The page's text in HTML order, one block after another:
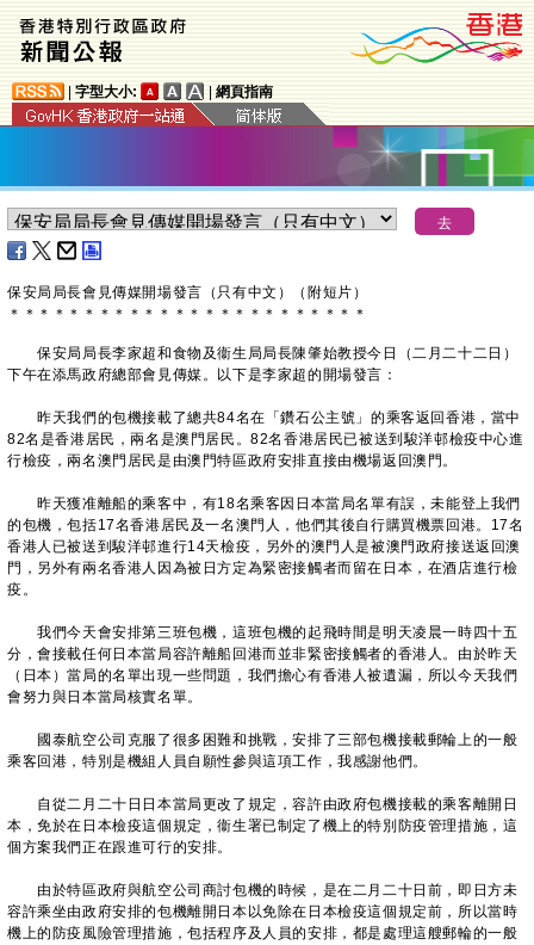
字型大小: 網頁指南
保安局局長會見傳媒開場發言（只有中文）（附短片）
＊ ＊ ＊ ＊ ＊ ＊ ＊ ＊ ＊ ＊ ＊ ＊ ＊ ＊ ＊ ＊ ＊ ＊ ＊ ＊ ＊ ＊ ＊ ＊
保安局局長李家超和食物及衞生局局長陳肇始教授今日（二月二十二日）
下午在添馬政府總部會見傳媒。以下是李家超的開場發言：
昨天我們的包機接載了總共84名在「鑽石公主號」的乘客返回香港，當中
82名是香港居民，兩名是澳門居民。82名香港居民已被送到駿洋邨檢疫中心進
行檢疫，兩名澳門居民是由澳門特區政府安排直接由機場返回澳門。
昨天獲准離船的乘客中，有18名乘客因日本當局名單有誤，未能登上我們
的包機，包括17名香港居民及一名澳門人，他們其後自行購買機票回港。17名
香港人已被送到駿洋邨進行14天檢疫，另外的澳門人是被澳門政府接送返回澳
門，另外有兩名香港人因為被日方定為緊密接觸者而留在日本，在酒店進行檢
疫。
我們今天會安排第三班包機，這班包機的起飛時間是明天凌晨一時四十五
分，會接載任何日本當局容許離船回港而並非緊密接觸者的香港人。由於昨天
（日本）當局的名單出現一些問題，我們擔心有香港人被遺漏，所以今天我們
會努力與日本當局核實名單。
國泰航空公司克服了很多困難和挑戰，安排了三部包機接載郵輪上的一般
乘客回港，特別是機組人員自願性參與這項工作，我感謝他們。
自從二月二十日日本當局更改了規定，容許由政府包機接載的乘客離開日
本，免於在日本檢疫這個規定，衞生署已制定了機上的特別防疫管理措施，這
個方案我們正在跟進可行的安排。
由於特區政府與航空公司商討包機的時候，是在二月二十日前，即日方未
容許乘坐由政府安排的包機離開日本以免除在日本檢疫這個規定前，所以當時
機上的防疫風險管理措施，包括程序及人員的安排，都是處理這艘郵輪的一般